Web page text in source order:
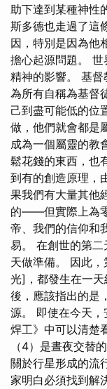
助下達到某種神性
斯多德也走過了這
因，特別是因為他
擔心起源問題。
精神的影響。 基
為所有自稱為基督
己到盡可能低的位
做，他們就會都是
成為一個屬靈的教
鬆花錢的東西，也
到有的創造原理，
果我們有大量其他
的——但實際上為
帝、我們的信仰和
易。 在創世的第
天做準備。 因此
光]，都發生在一天
後，應該指出的是
源。 即使在今天
焊工》中可以清楚
（4）是晝夜交替
關於行星形成的流
家明白必須找到解